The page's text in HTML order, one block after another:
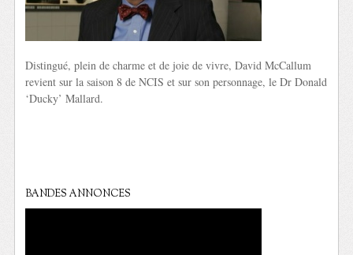
Distingué, plein de charme et de joie de vivre, David McCallum
revient sur la saison 8 de NCIS et sur son personnage, le Dr Donald
‘Ducky’ Mallard.
BANDES ANNONCES